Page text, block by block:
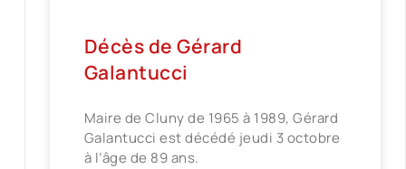
Décès de Gérard
Galantucci
Maire de Cluny de 1965 à 1989, Gérard
Galantucci est décédé jeudi 3 octobre
à l’âge de 89 ans.